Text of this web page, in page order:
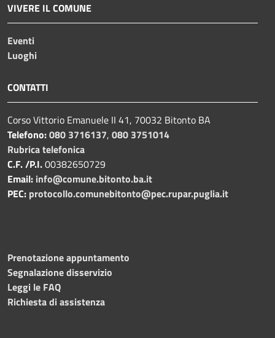
VIVERE IL COMUNE
Eventi
Luoghi
CONTATTI
Corso Vittorio Emanuele II 41, 70032 Bitonto BA
Telefono:080 3716137, 080 3751014
Rubrica telefonica
C.F. /P.I.00382650729
Email: info@comune.bitonto.ba.it
PEC: protocollo.comunebitonto@pec.rupar.puglia.it
Prenotazione appuntamento
Segnalazione disservizio
Leggi le FAQ
Richiesta di assistenza